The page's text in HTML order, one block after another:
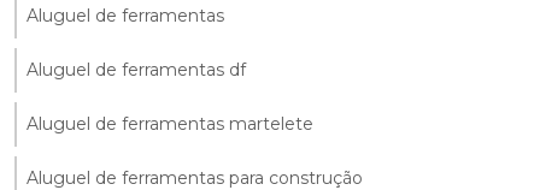
Aluguel de ferramentas
Aluguel de ferramentas df
Aluguel de ferramentas martelete
Aluguel de ferramentas para construção